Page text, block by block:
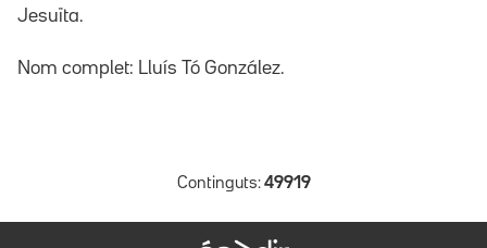
Jesuïta.
Nom complet: Lluís Tó González.
Continguts: 49919